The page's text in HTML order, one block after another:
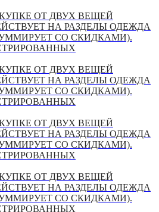
ОТ ДВУХ ВЕЩЕЙ
НА РАЗДЕЛЫ ОДЕЖДА
СО СКИДКАМИ).
ОТ ДВУХ ВЕЩЕЙ
НА РАЗДЕЛЫ ОДЕЖДА
СО СКИДКАМИ).
ОТ ДВУХ ВЕЩЕЙ
НА РАЗДЕЛЫ ОДЕЖДА
СО СКИДКАМИ).
ОТ ДВУХ ВЕЩЕЙ
НА РАЗДЕЛЫ ОДЕЖДА
СО СКИДКАМИ).